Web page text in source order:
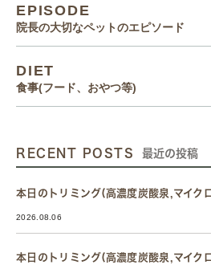
EPISODE
院長の大切なペットのエピソード
DIET
食事(フード、おやつ等)
RECENT POSTS 最近の投稿
本日のトリミング(高濃度炭酸泉,マイク
2026.08.06
本日のトリミング(高濃度炭酸泉,マイク